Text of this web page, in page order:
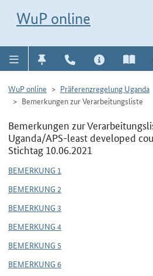
WuP online
WuP online
Präferenzregelung Uganda
Bemerkungen zur Verarbeitungsliste
Bemerkungen zur
Uganda/APS-least developed
Stichtag 10.06.2021
BEMERKUNG 1
BEMERKUNG 2
BEMERKUNG 3
BEMERKUNG 4
BEMERKUNG 5
BEMERKUNG 6